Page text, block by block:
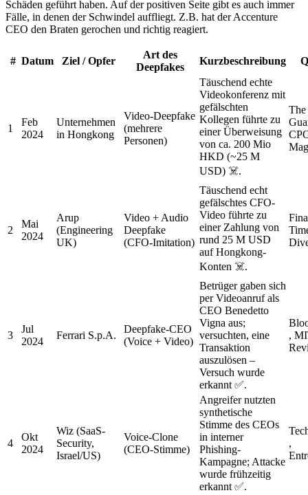
Schäden geführt haben. Auf der positiven Seite gibt es auch immer
Fälle, in denen der Schwindel auffliegt. Z.B. hat der Accenture
CEO den Braten gerochen und richtig reagiert.
# Datum Ziel / Opfer
Art des
Deepfakes
Kurzbeschreibung
1
Feb
2024
Unternehmen
in Hongkong
Video-Deepfake
(mehrere
Personen)
Täuschend echte
Videokonferenz mit
gefälschten
Kollegen führte zu
einer Überweisung
von ca. 200 Mio
HKD (~25 M
USD) ☠️.
The
2
Mai
2024
Arup
(Engineering
UK)
Video + Audio
Deepfake
(CFO-Imitation)
Täuschend echt
gefälschtes CFO-
Video führte zu
einer Zahlung von
rund 25 M USD
auf Hongkong-
Konten ☠️.
3
Jul
2024
Ferrari S.p.A.
Deepfake-CEO
(Voice + Video)
Betrüger gaben sich
per Videoanruf als
CEO Benedetto
Vigna aus;
versuchten, eine
Transaktion
auszulösen –
Versuch wurde
erkannt ✅.
,
4
Okt
2024
Wiz (SaaS-
Security,
Israel/US)
Voice-Clone
(CEO-Stimme)
Angreifer nutzten
synthetische
Stimme des CEOs
in interner
Phishing-
Kampagne; Attacke
wurde frühzeitig
erkannt ✅.
,